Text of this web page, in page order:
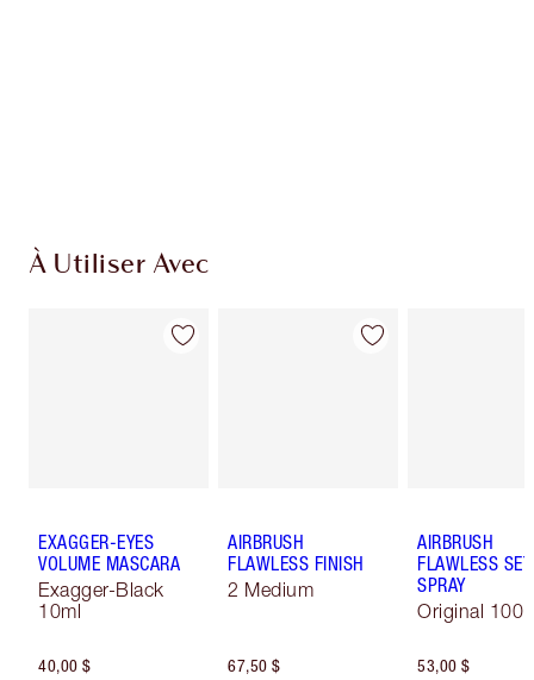
À Utiliser Avec
EXAGGER-EYES
VOLUME MASCARA
Exagger-Black
10ml
40,00 $
AIRBRUSH
FLAWLESS FINISH
2 Medium
67,50 $
AIRBRUSH
FLAWLESS
SPRAY
Original 100
53,00 $